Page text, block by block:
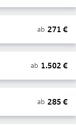
ab 271 €
ab 1.502 €
ab 285 €